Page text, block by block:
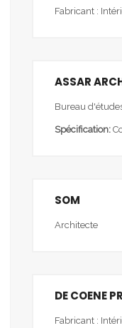
Fabricant :
ASSAR
Bureau
Spécification:
SOM
Architecte
DE COENE
Fabricant :